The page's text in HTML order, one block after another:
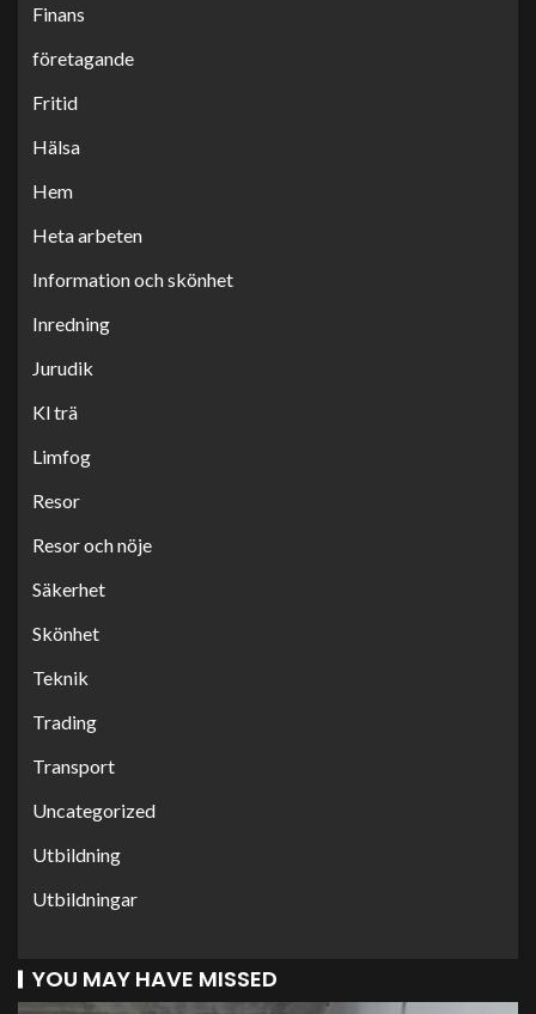
Finans
företagande
Fritid
Hälsa
Hem
Heta arbeten
Information och skönhet
Inredning
Jurudik
Kl trä
Limfog
Resor
Resor och nöje
Säkerhet
Skönhet
Teknik
Trading
Transport
Uncategorized
Utbildning
Utbildningar
YOU MAY HAVE MISSED